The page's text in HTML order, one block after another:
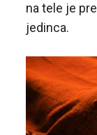
na tele je
jedinca.